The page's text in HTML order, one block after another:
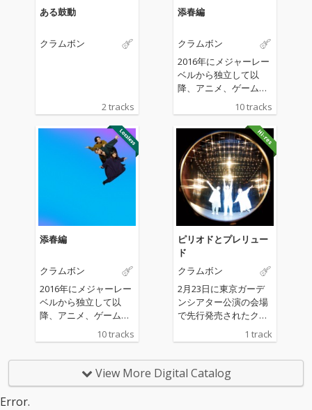
ある鼓動
クラムボン
2 tracks
添春編
クラムボン
2016年にメジャーレー
ベルから独立して以
降、アニメ、ゲーム、
CMなど様々なシーンで
発表されてきた楽曲
と、新曲「ピリオドと
プレリュード 」を収録
した全10曲。クラムボ
ンの7年の軌跡と、 そ
の先の未来へ向けたア
ルバム。
10 tracks
添春編
クラムボン
2016年にメジャーレー
ベルから独立して以
降、アニメ、ゲーム、
CMなど様々なシーンで
発表されてきた楽曲
プレリュード 」を収録
した全10曲。クラムボ
10 tracks
ピリオドとプレリュー
ド
クラムボン
2月23日に東京ガーデ
ンシアター公演の会場
で先行発売されたクラ
ムボンのニューアルバ
ム『添春編』収録の書
もアンコールラストに
初披露された１曲を一
1 track
View More Digital Catalog
Error.